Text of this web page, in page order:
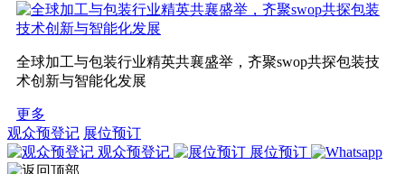
全球加工与包装行业精英共襄盛举，齐聚swop共探包装技
术创新与智能化发展
更多
观众预登记 展位预订
观众预登记
展位预订